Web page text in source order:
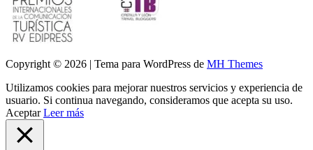
Copyright © 2026 | Tema para WordPress de MH Themes
Utilizamos cookies para mejorar nuestros servicios y experiencia de
usuario. Si continua navegando, consideramos que acepta su uso.
Aceptar Leer más